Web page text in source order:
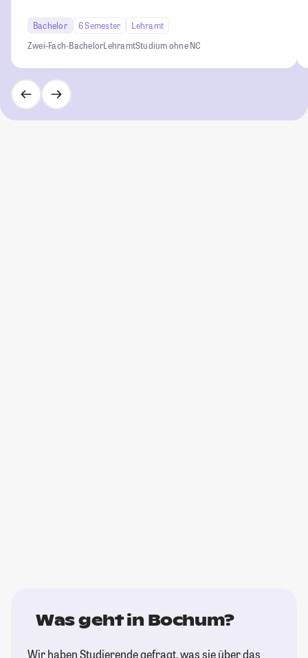
Bachelor 6 Semester
Lehramt
Zwei-Fach-BachelorLehramtStudium ohne NC
Was geht in Bochum?
Wir haben Studierende gefragt, was sie über das